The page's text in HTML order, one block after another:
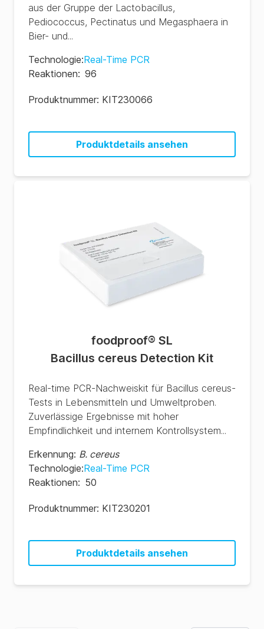
aus der Gruppe der Lactobacillus,
Pediococcus, Pectinatus und Megasphaera in
Bier- und...
Technologie:Real-Time PCR
Reaktionen: 96
Produktnummer: KIT230066
Produktdetails ansehen
foodproof® SL
Bacillus cereus Detection Kit
Real-time PCR-Nachweiskit für Bacillus cereus-
Tests in Lebensmitteln und Umweltproben.
Zuverlässige Ergebnisse mit hoher
Empfindlichkeit und internem Kontrollsystem...
Erkennung: B. cereus
Technologie:Real-Time PCR
Reaktionen: 50
Produktnummer: KIT230201
Produktdetails ansehen